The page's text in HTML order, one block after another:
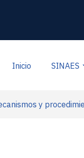
Inicio SINAES
y